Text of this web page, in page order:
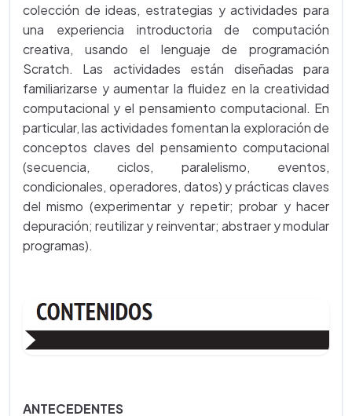
colección de ideas, estrategias y actividades para
una experiencia introductoria de computación
creativa, usando el lenguaje de programación
Scratch. Las actividades están diseñadas para
familiarizarse y aumentar la fluidez en la creatividad
computacional y el pensamiento computacional. En
particular, las actividades fomentan la exploración de
conceptos claves del pensamiento computacional
(secuencia, ciclos, paralelismo, eventos,
condicionales, operadores, datos) y prácticas claves
del mismo (experimentar y repetir; probar y hacer
depuración; reutilizar y reinventar; abstraer y modular
programas).
ANTECEDENTES